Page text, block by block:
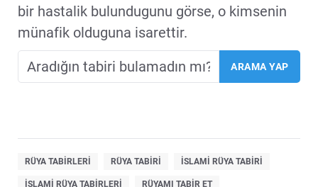
bir hastalik bulundugunu görse, o kimsenin
münafik olduguna isarettir.
RÜYA TABIRLERI RÜYA TABIRI ISLAMI RÜYA TABIRI
ISLAMI RÜYA TABIRLERI RÜYAMI TABIR ET